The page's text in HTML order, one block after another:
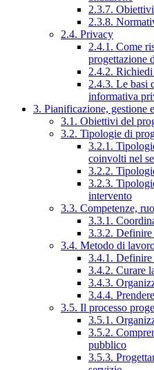
2.3.7.
2.3.8.
2.4. Privacy
2.4.1. Come
progettazione
2.4.2. Richiedi
2.4.3. Le basi
informativa
3. Pianificazione, gestione
3.1. Obiettivi del
3.2. Tipologie di
3.2.1.
coinvolti nel
3.2.2.
3.2.3.
intervento
3.3. Competenze,
3.3.1.
3.3.2. Definire
3.4. Metodo di
3.4.1. Definire
3.4.2. Curare
3.4.3.
3.4.4.
3.5. Il processo
3.5.1.
3.5.2.
pubblico
3.5.3.